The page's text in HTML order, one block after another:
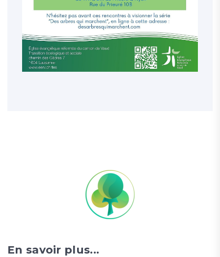
En savoir plus...